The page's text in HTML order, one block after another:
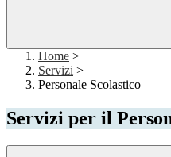
Home >
Servizi >
Personale Scolastico
Servizi per il